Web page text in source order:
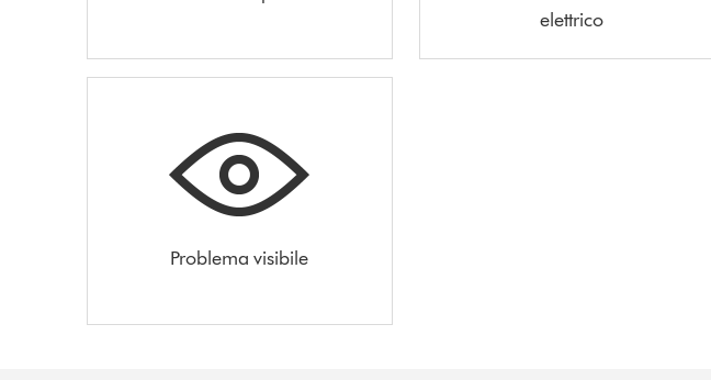
elettrico
Problema visibile